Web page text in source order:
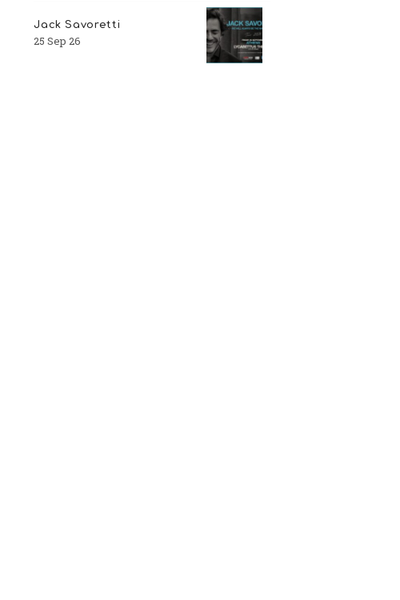
Jack Savoretti
25 Sep 26